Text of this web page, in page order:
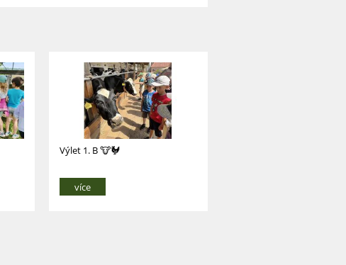
Výlet 1. B 🐮🐓
více